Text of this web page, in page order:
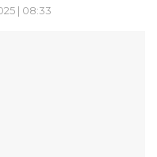
| 08:33